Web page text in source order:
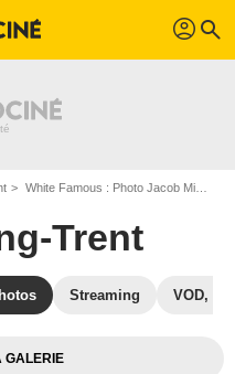
profil search
White Famous : Photo Jacob Ming-Trent, Utkarsh Ambudkar
Trent
Streaming VOD,
GALERIE